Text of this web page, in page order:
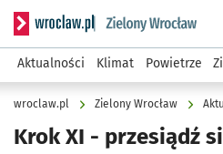
Serwis informacyjny wroclaw.pl
Aktualności Klimat Powietrze
wroclaw.pl Zielony Wrocław
Krok XI - przesiądź